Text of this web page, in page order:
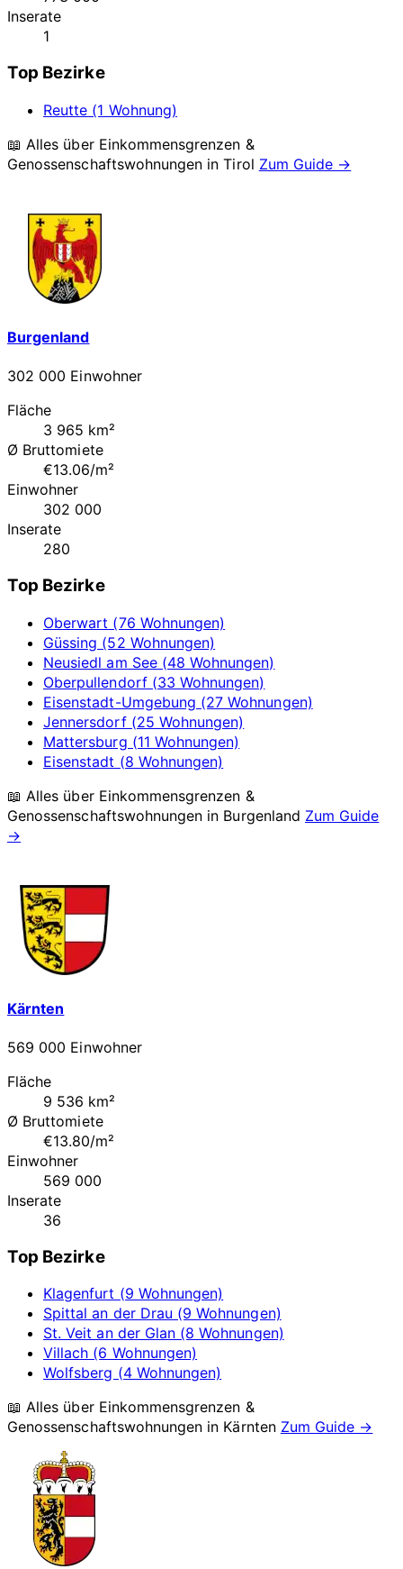
Inserate
1
Top Bezirke
Reutte (1 Wohnung)
📖 Alles über Einkommensgrenzen &
Genossenschaftswohnungen inTirol Zum Guide →
Burgenland
302 000 Einwohner
Fläche
3 965 km²
Ø Bruttomiete
€13.06/m²
Einwohner
302 000
Inserate
280
Top Bezirke
Oberwart (76 Wohnungen)
Güssing (52 Wohnungen)
Neusiedl am See (48 Wohnungen)
Oberpullendorf (33 Wohnungen)
Eisenstadt-Umgebung (27 Wohnungen)
Jennersdorf (25 Wohnungen)
Mattersburg (11 Wohnungen)
Eisenstadt (8 Wohnungen)
📖 Alles über Einkommensgrenzen &
Genossenschaftswohnungen in Burgenland Zum Guide
→
Kärnten
569 000 Einwohner
Fläche
9 536 km²
Ø Bruttomiete
€13.80/m²
Einwohner
569 000
Inserate
36
Top Bezirke
Klagenfurt (9 Wohnungen)
Spittal an der Drau (9 Wohnungen)
St. Veit an der Glan (8 Wohnungen)
Villach (6 Wohnungen)
Wolfsberg (4 Wohnungen)
📖 Alles über Einkommensgrenzen &
Genossenschaftswohnungen in Kärnten Zum Guide →